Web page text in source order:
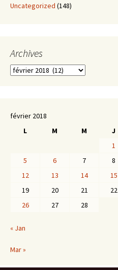
Uncategorized (148)
Archives
Archives
février 2018
L
M M J
1
5
6 7 8
12
13 14 15
19
20 21 22
26
27 28
« Jan
Mar »